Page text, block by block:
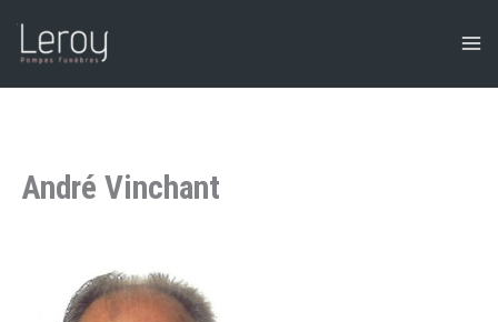
André Vinchant